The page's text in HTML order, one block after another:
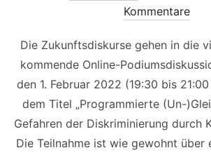
am
Kommentare
Die Zukunftsdiskurse gehen in die
kommende Online-
den 1. Februar 2022 (19:30 bis
dem Titel „Programmierte (Un-
Gefahren der Diskriminierung durch
Die Teilnahme ist wie gewohnt über